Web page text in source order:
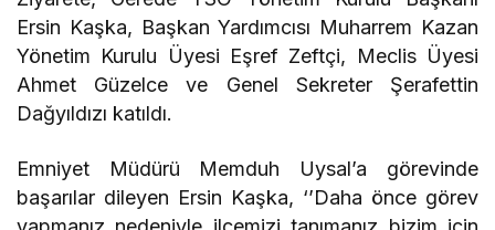
Ersin Kaşka, Başkan Yardımcısı Muharrem Kazan
Yönetim Kurulu Üyesi Eşref Zeftçi, Meclis Üyesi
Ahmet Güzelce ve Genel Sekreter Şerafettin
Dağyıldızı katıldı.
Emniyet Müdürü Memduh Uysal’a görevinde
başarılar dileyen Ersin Kaşka, ‘’Daha önce görev